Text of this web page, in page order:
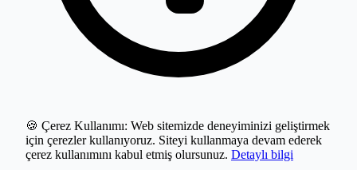
🍪 Çerez Kullanımı: Web sitemizde deneyiminizi geliştirmek
için çerezler kullanıyoruz. Siteyi kullanmaya devam ederek
çerez kullanımını kabul etmiş olursunuz. Detaylı bilgi